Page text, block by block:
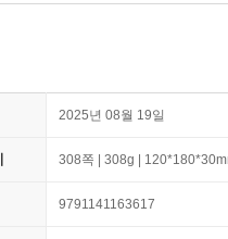
2025년 08월 19일
308쪽 | 308g |
9791141163617